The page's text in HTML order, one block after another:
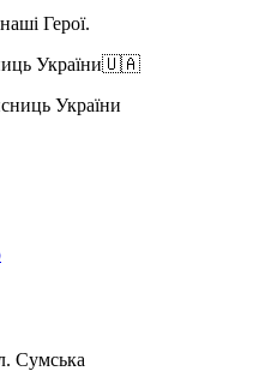
Герої.
України🇺🇦
Сумська